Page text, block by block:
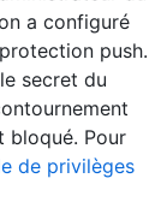
a configuré
push.
secret du
bloqué. Pour
de privilèges